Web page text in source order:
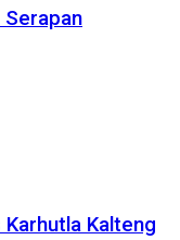
Serapan
Kalteng